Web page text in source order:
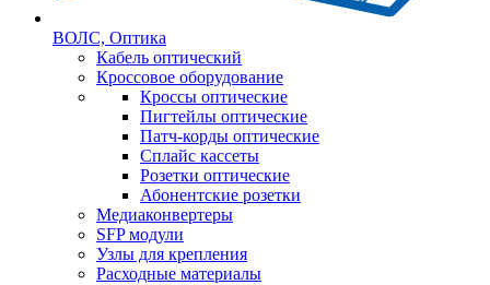
ВОЛС, Оптика
Кабель оптический
Кроссовое оборудование
Кроссы оптические
Пигтейлы оптические
Патч-корды оптические
Сплайс кассеты
Розетки оптические
Абонентские розетки
Медиаконвертеры
SFP модули
Узлы для крепления
Расходные материалы